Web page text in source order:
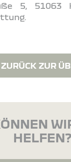
5, 51063
ZURÜCK ZUR
HELFEN?